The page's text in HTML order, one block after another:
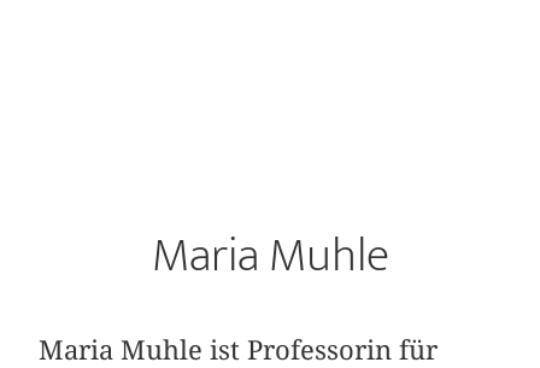
Maria Muhle
Maria Muhle ist Professorin für